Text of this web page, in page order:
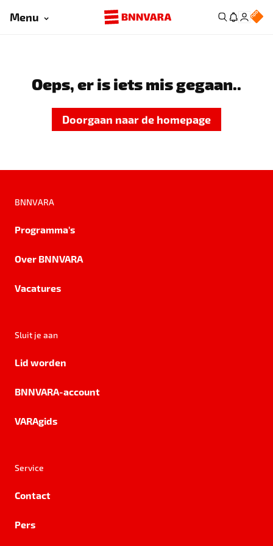
Menu
Oeps, er is iets mis gegaan..
Doorgaan naar de homepage
BNNVARA
Programma's
Over BNNVARA
Vacatures
Sluit je aan
Lid worden
BNNVARA-account
VARAgids
Service
Contact
Pers